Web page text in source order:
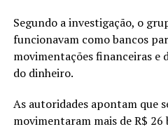
Segundo a investigação, o
funcionavam como bancos
movimentações financeiras
do dinheiro.
As autoridades apontam que
movimentaram mais de R$